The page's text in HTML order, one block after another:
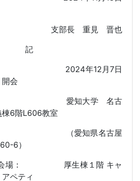
支部長 重見 晋也
記
2024年12 月7日
会
愛知大学 名古
6階L606教室
（愛知県名古屋
6）
場：
厚生棟１階 キャ
ペティ